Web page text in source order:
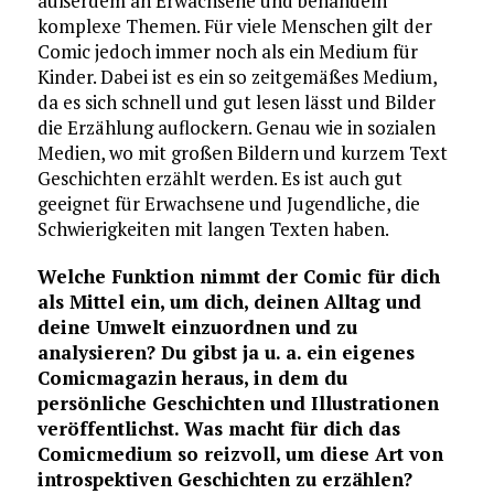
komplexe Themen. Für viele Menschen gilt der
Comic jedoch immer noch als ein Medium für
Kinder. Dabei ist es ein so zeitgemäßes Medium,
da es sich schnell und gut lesen lässt und Bilder
die Erzählung auflockern. Genau wie in sozialen
Medien, wo mit großen Bildern und kurzem Text
Geschichten erzählt werden. Es ist auch gut
geeignet für Erwachsene und Jugendliche, die
Schwierigkeiten mit langen Texten haben.
Welche Funktion nimmt der Comic für dich
als Mittel ein, um dich, deinen Alltag und
deine Umwelt einzuordnen und zu
analysieren? Du gibst ja u. a. ein eigenes
Comicmagazin heraus, in dem du
persönliche Geschichten und Illustrationen
veröffentlichst. Was macht für dich das
Comicmedium so reizvoll, um diese Art von
introspektiven Geschichten zu erzählen?